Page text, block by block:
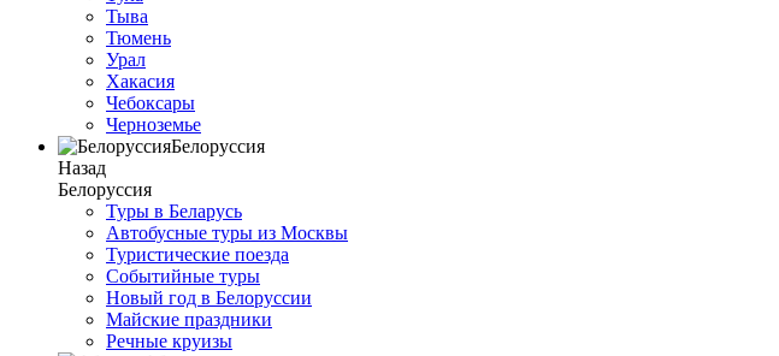
Тыва
Тюмень
Урал
Хакасия
Чебоксары
Черноземье
Белоруссия
Назад
Белоруссия
Туры в Беларусь
Автобусные туры из Москвы
Туристические поезда
Событийные туры
Новый год в Белоруссии
Майские праздники
Речные круизы